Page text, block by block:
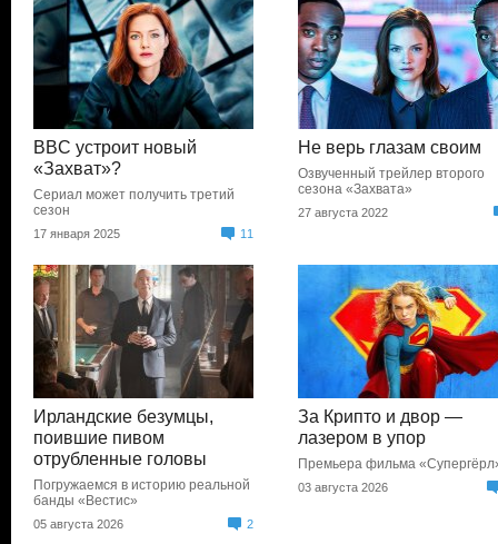
BBC устроит новый
«Захват»?
Сериал может получить третий
сезон
17 января 2025 11
Не верь глазам своим
Озвученный трейлер второго
сезона «Захвата»
27 августа 2022
Ирландские безумцы,
поившие пивом
отрубленные головы
Погружаемся в историю реальной
банды «Вестис»
05 августа 2026 2
За Крипто и двор —
лазером в упор
Премьера фильма
03 августа 2026